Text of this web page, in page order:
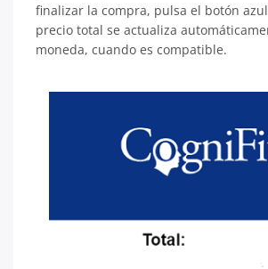
finalizar la compra, pulsa el botón
precio total se actualiza
moneda, cuando es compatible.